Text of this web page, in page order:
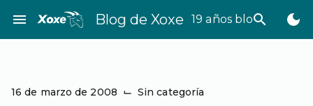
contenido
menu Blog de Xoxe 19 años bloggeando
search dark_mode
16 de marzo de 2008 ⌙ Sin categoría